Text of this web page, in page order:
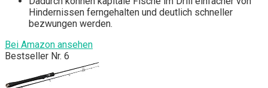
Hindernissen ferngehalten und deutlich schneller
bezwungen werden.
Bei Amazon ansehen
Bestseller Nr. 6